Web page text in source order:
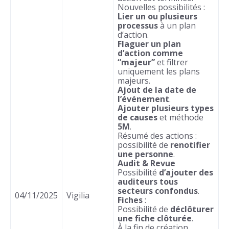
04/11/2025 Vigilia
Nouvelles possibilités :
Lier un ou plusieurs
processusà un plan
d’action.
Flaguer un plan
d’action comme
“majeur”et filtrer
uniquement les plans
majeurs.
Ajout de la date de
l’événement.
Ajouter plusieurs types
de causeset méthode
5M.
Résumé des actions :
possibilité de renotifier
une personne.
Audit & Revue
Possibilité d’ajouter des
auditeurs tous
secteurs confondus.
Fiches:
Possibilité de déclôturer
une fiche clôturée.